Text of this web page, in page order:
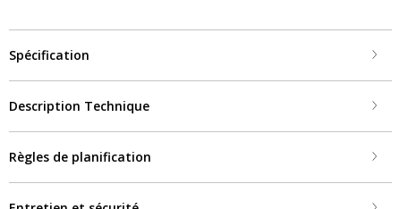
Spécification
Description Technique
Règles de planification